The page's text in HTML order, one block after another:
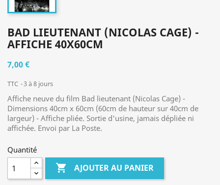
BAD LIEUTENANT (NICOLAS CAGE) -
AFFICHE 40X60CM
7,00 €
TTC 3 à 8 jours
Affiche neuve du film Bad lieutenant (Nicolas Cage) -
Dimensions 40cm x 60cm (60cm de hauteur sur 40cm de
largeur) - Affiche pliée. Sortie d'usine, jamais dépliée ni
affichée. Envoi par La Poste.
Quantité
 AJOUTER AU PANIER